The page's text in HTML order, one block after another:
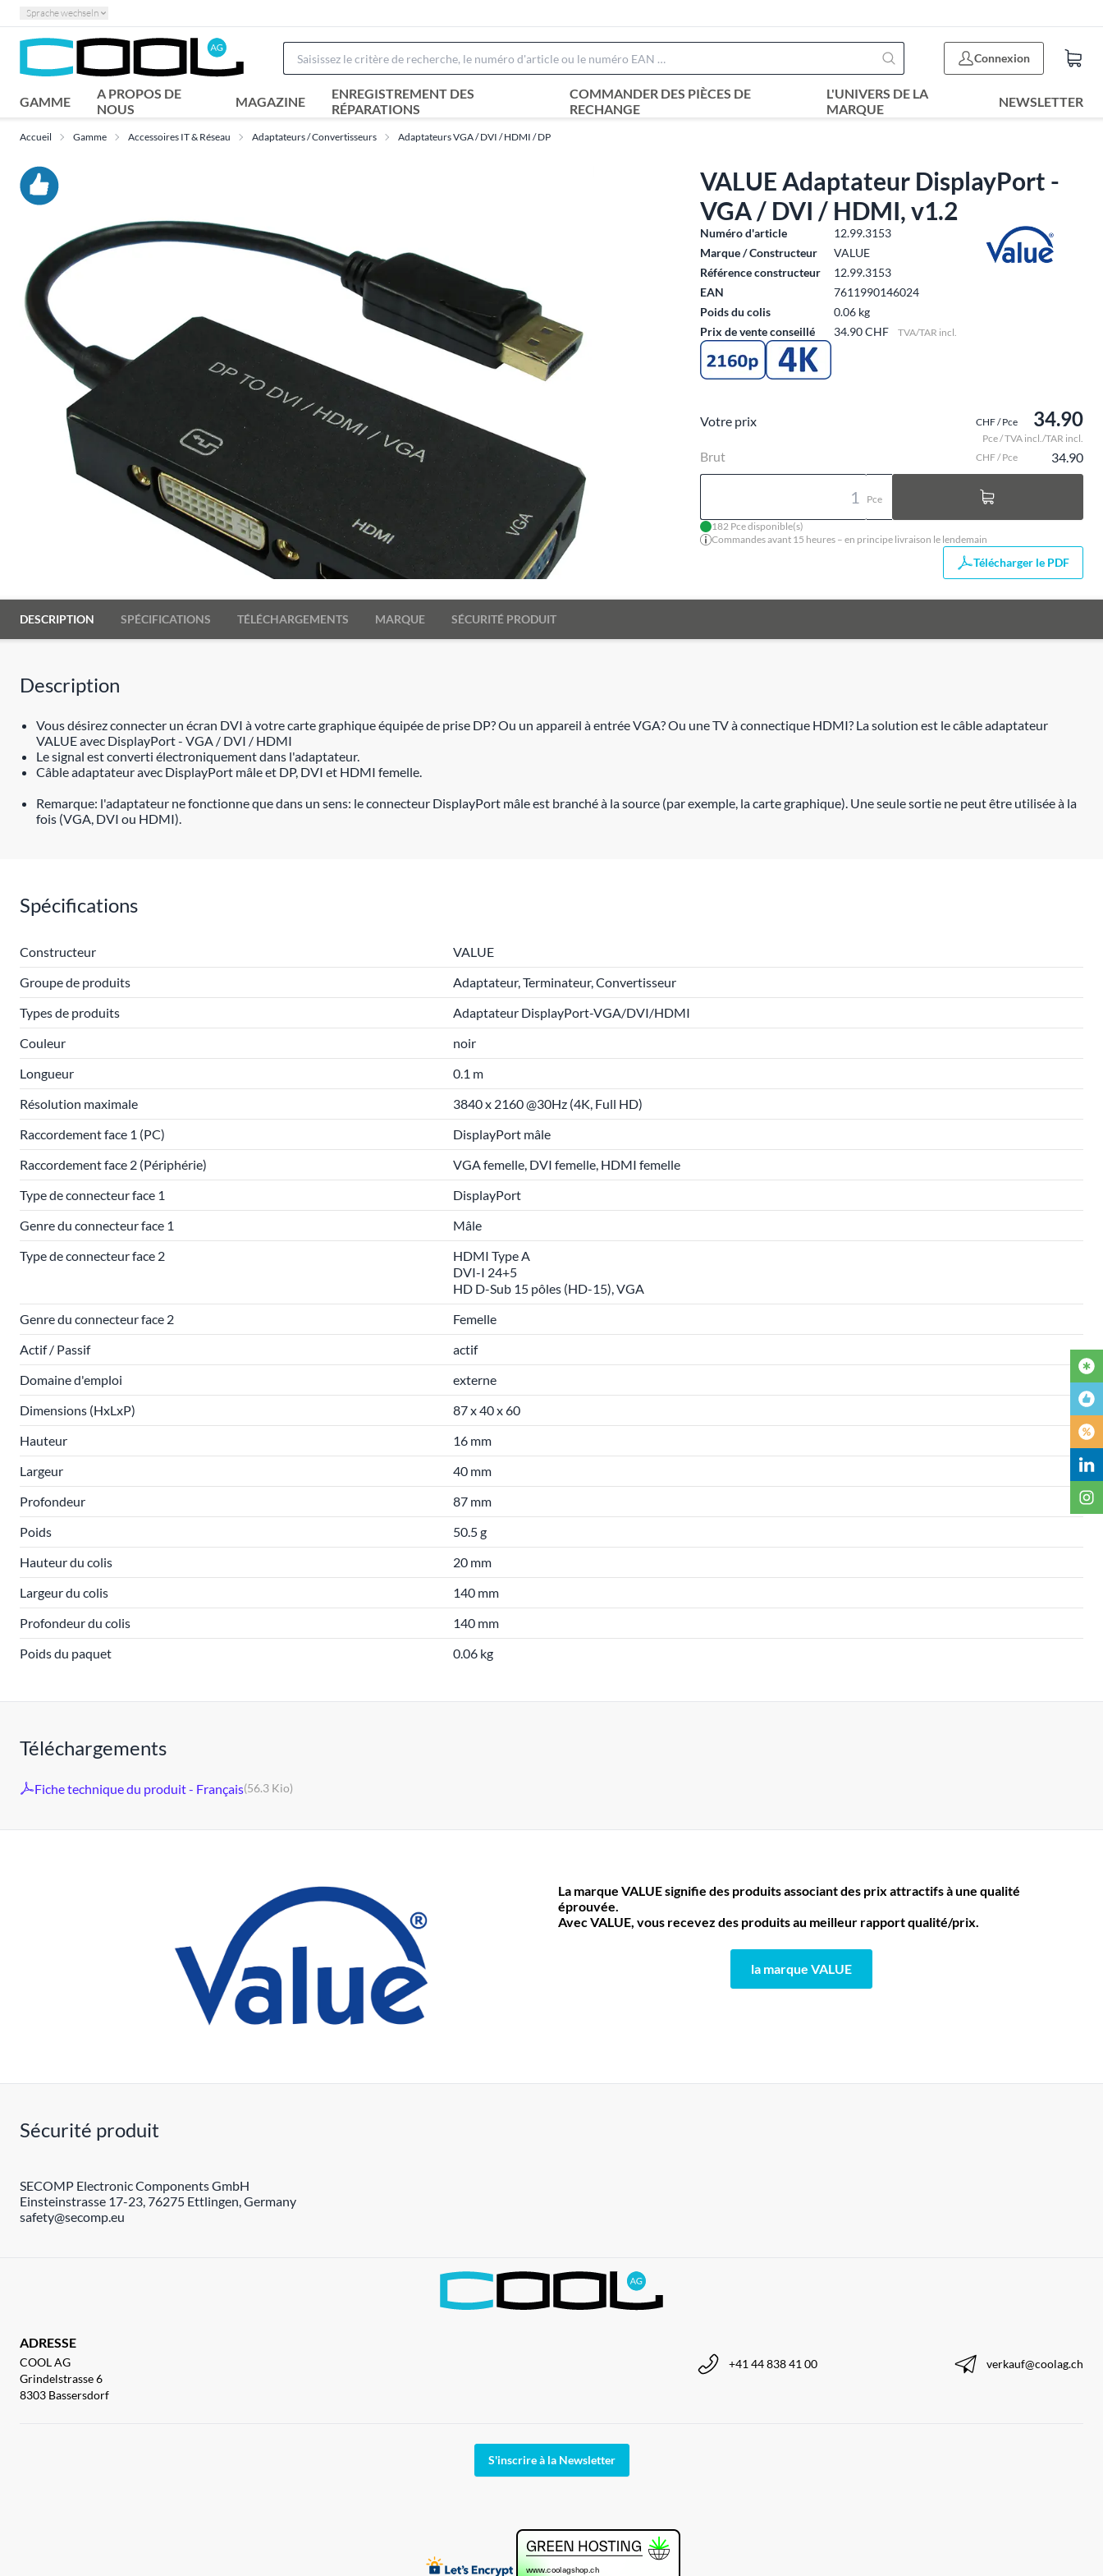
Sprache wechseln
Connexion
GAMME
A PROPOS DE
NOUS
MAGAZINE
ENREGISTREMENT DES
RÉPARATIONS
COMMANDER DES PIÈCES DE
RECHANGE
L'UNIVERS DE LA
MARQUE
NEWSLETTER
Accueil Gamme Accessoires IT & Réseau Adaptateurs / Convertisseurs Adaptateurs VGA / DVI / HDMI / DP
VALUE Adaptateur DisplayPort -
VGA / DVI / HDMI, v1.2
Numéro d'article
12.99.3153
Marque / Constructeur
VALUE
Référence constructeur
12.99.3153
EAN
7611990146024
Poids du colis
0.06 kg
Prix de vente conseillé
34.90 CHF TVA/TAR incl.
Votre prix CHF / Pce 34.90
Pce / TVA incl./TAR incl.
Brut CHF / Pce 34.90
Pce
182 Pce disponible(s)
Commandes avant 15 heures – en principe livraison le lendemain
Télécharger le PDF
DESCRIPTION SPÉCIFICATIONS TÉLÉCHARGEMENTS MARQUE SÉCURITÉ PRODUIT
Description
Vous désirez connecter un écran DVI à votre carte graphique équipée de prise DP? Ou un appareil à entrée VGA? Ou une TV à connectique HDMI? La solution est le câble adaptateur
VALUE avec DisplayPort - VGA / DVI / HDMI
Le signal est converti électroniquement dans l'adaptateur.
Câble adaptateur avec DisplayPort mâle et DP, DVI et HDMI femelle.
Remarque: l'adaptateur ne fonctionne que dans un sens: le connecteur DisplayPort mâle est branché à la source (par exemple, la carte graphique). Une seule sortie ne peut être utilisée à la
fois (VGA, DVI ou HDMI).
Spécifications
Constructeur
VALUE
Groupe de produits
Adaptateur, Terminateur, Convertisseur
Types de produits
Adaptateur DisplayPort-VGA/DVI/HDMI
Couleur
noir
Longueur
0.1 m
Résolution maximale
3840 x 2160 @30Hz (4K, Full HD)
Raccordement face 1 (PC)
DisplayPort mâle
Raccordement face 2 (Périphérie)
VGA femelle, DVI femelle, HDMI femelle
Type de connecteur face 1
DisplayPort
Genre du connecteur face 1
Mâle
Type de connecteur face 2
HDMI Type A
DVI-I 24+5
HD D-Sub 15 pôles (HD-15), VGA
Genre du connecteur face 2
Femelle
Actif / Passif
actif
Domaine d'emploi
externe
Dimensions (HxLxP)
87 x 40 x 60
Hauteur
16 mm
Largeur
40 mm
Profondeur
87 mm
Poids
50.5 g
Hauteur du colis
20 mm
Largeur du colis
140 mm
Profondeur du colis
140 mm
Poids du paquet
0.06 kg
Téléchargements
Fiche technique du produit - Français(56.3 Kio)
La marque VALUE signifie des produits associant des prix attractifs à une qualité
éprouvée.
Avec VALUE, vous recevez des produits au meilleur rapport qualité/prix.
la marque VALUE
Sécurité produit
SECOMP Electronic Components GmbH
Einsteinstrasse 17-23, 76275 Ettlingen, Germany
safety@secomp.eu
ADRESSE
COOL AG
Grindelstrasse 6
8303 Bassersdorf
+41 44 838 41 00 verkauf@coolag.ch
S'inscrire à la Newsletter